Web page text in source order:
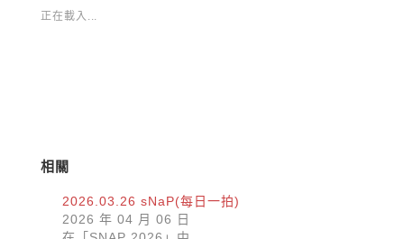
中
開
正在載入...
相關
2026.03.26 sNaP(每日一拍)
2026 年 04 月 06 日